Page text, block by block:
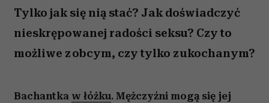
Tylko jak się nią stać? Jak doświadczyć
nieskrępowanej radości seksu? Czy to
możliwe z obcym, czy tylko z ukochanym?
Bachantka w łóżku. Mężczyźni mogą się jej